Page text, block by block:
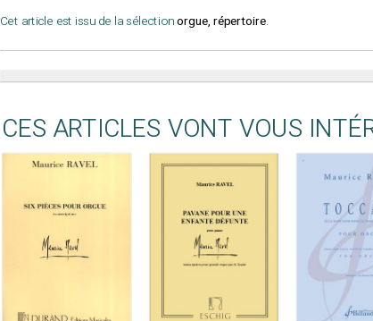
Cet article est issu de la sélectionorgue, répertoire.
CES ARTICLES VONT VOUS